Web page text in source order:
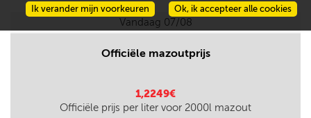
Vandaag 07/08
Officiële mazoutprijs
1,2249€
Officiële prijs per liter voor 2000l mazout
Ok, ik accepteer alle cookies
Ik verander mijn voorkeuren